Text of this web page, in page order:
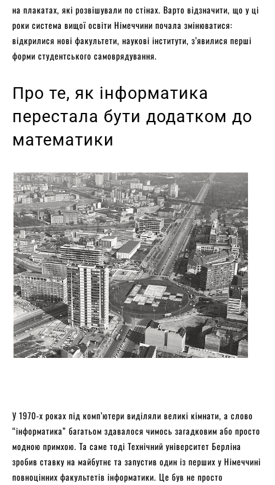
на плакатах, які розвішували по стінах. Варто відзначити, що у ці
роки система вищої освіти Німеччини почала змінюватися:
відкрилися нові факультети, наукові інститути, з’явилися перші
форми студентського самоврядування.
Про те, як інформатика
перестала бути додатком до
математики
У 1970-х роках під комп’ютери виділяли великі кімнати, а слово
“інформатика” багатьом здавалося чимось загадковим або просто
модною примхою. Та саме тоді Технічний університет Берліна
зробив ставку на майбутнє та запустив один із перших у Німеччині
повноцінних факультетів інформатики. Це був не просто